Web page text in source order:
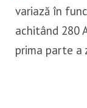
variază în
achitând 280
prima parte a